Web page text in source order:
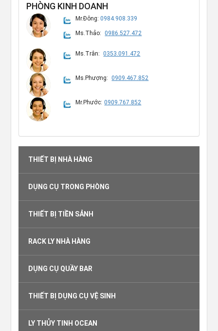
PHÒNG KINH DOANH
Mr.Đông:0984.908.339
Ms.Thảo: 0986.527.472
Ms.Trân: 0353.091.472
Ms.Phượng: 0909.467.852
Mr.Phước: 0909.767.852
THIẾT BỊ NHÀ HÀNG
DỤNG CỤ TRONG PHÒNG
THIẾT BỊ TIỀN SẢNH
RACK LY NHÀ HÀNG
DỤNG CỤ QUẦY BAR
THIẾT BỊ DỤNG CỤ VỆ SINH
LY THỦY TINH OCEAN